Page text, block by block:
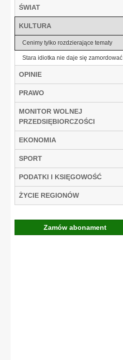
ŚWIAT
KULTURA
Cenimy tylko rozdzierające tematy
Stara idiotka nie daje się zamordować
OPINIE
PRAWO
MONITOR WOLNEJ
PRZEDSIĘBIORCZOŚCI
EKONOMIA
SPORT
PODATKI I KSIĘGOWOŚĆ
ŻYCIE REGIONÓW
Zamów abonament